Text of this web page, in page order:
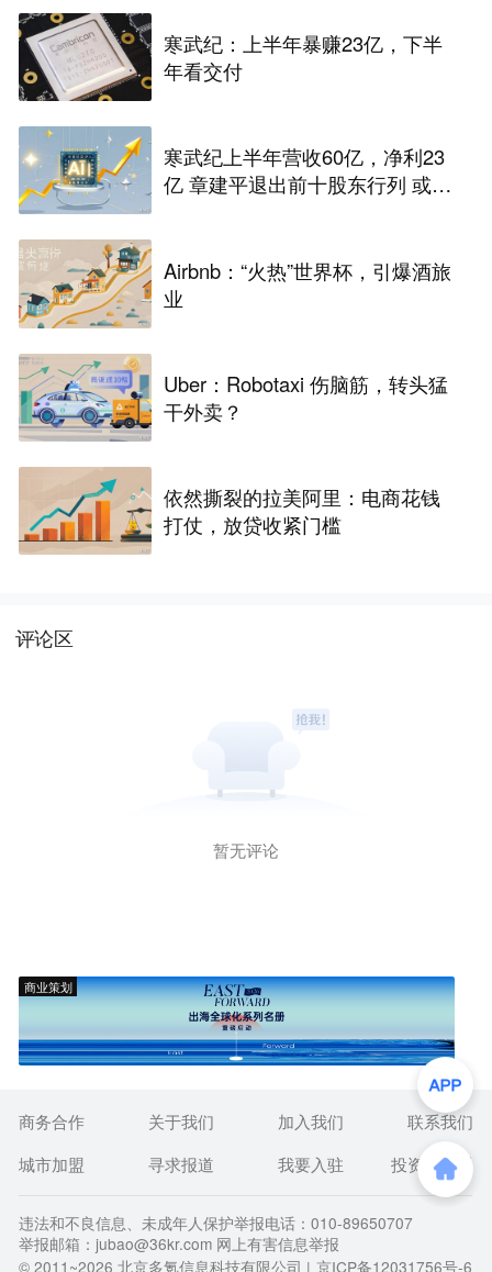
寒武纪：上半年暴赚23亿，下半
年看交付
寒武纪上半年营收60亿，净利23
亿 章建平退出前十股东行列 或套
Airbnb：“火热”世界杯，引爆酒旅
业
Uber：Robotaxi 伤脑筋，转头猛
干外卖？
依然撕裂的拉美阿里：电商花钱
打仗，放贷收紧门槛
评论区
暂无评论
商业策划
商务合作 关于我们 加入我们
联系我们
城市加盟
寻求报道 我要入驻 投资者关系
违法和不良信息、未成年人保护举报电话：010-89650707
举报邮箱：jubao@36kr.com 网上有害信息举报
© 2011~2026 北京多氪信息科技有限公司 | 京ICP备12031756号-6